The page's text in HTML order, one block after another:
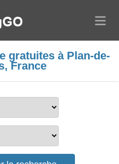
gratuites à Plan-de-
France